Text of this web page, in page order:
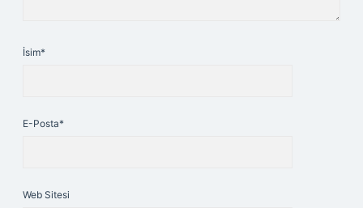
İsim*
E-Posta*
Web Sitesi